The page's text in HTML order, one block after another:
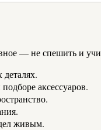
— не спешить и
аксессуаров.
живым.